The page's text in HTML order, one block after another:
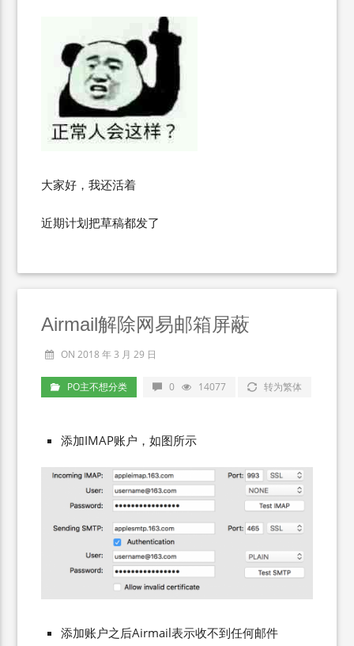
大家好，我还活着
近期计划把草稿都发了
Airmail解除网易邮箱屏蔽
ON 2018 年 3 月 29 日
PO主不想分类 0 14077 转为繁体
添加IMAP账户，如图所示
添加账户之后Airmail表示收不到任何邮件